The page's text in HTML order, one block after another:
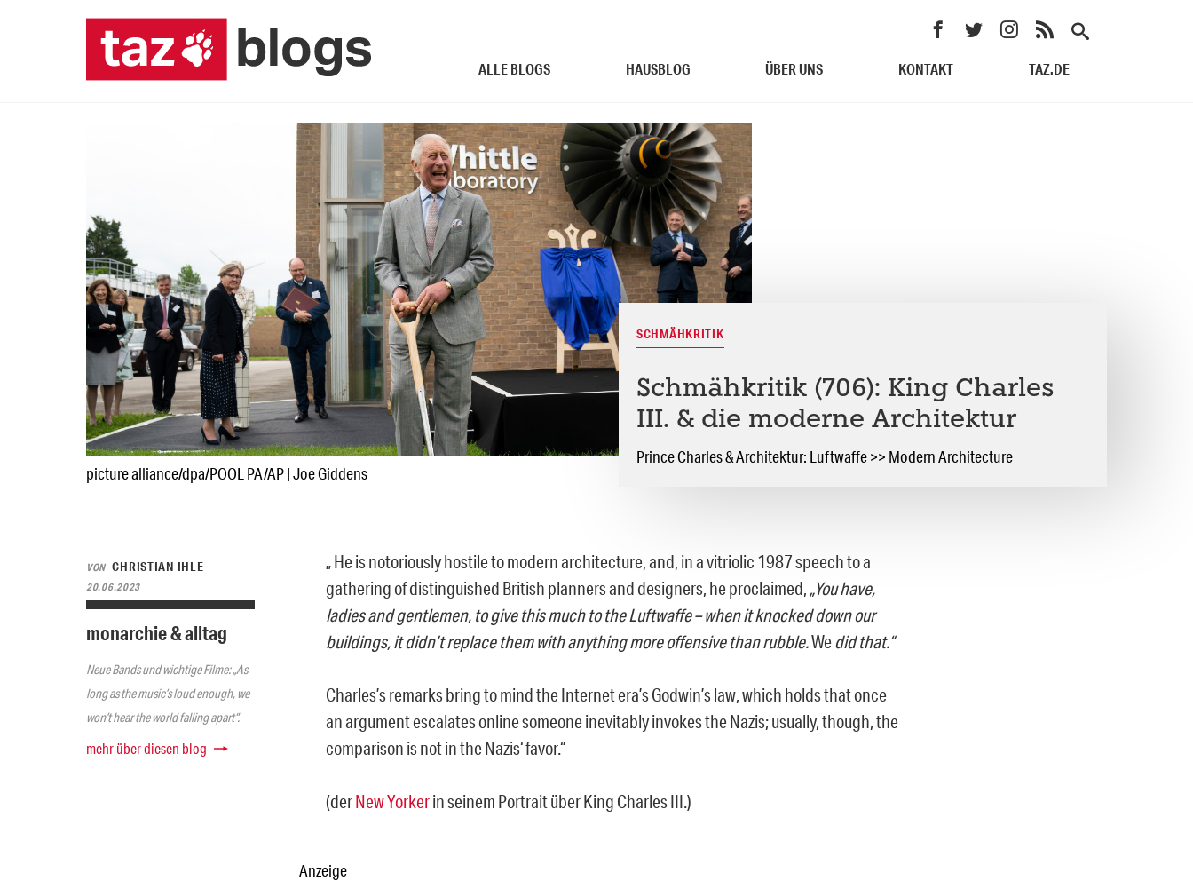
ALLE BLOGS HAUSBLOG ÜBER UNS KONTAKT TAZ.DE
picture alliance/dpa/POOL PA/AP | Joe Giddens
SCHMÄHKRITIK
Schmähkritik (706): King Charles
III. & die moderne Architektur
Prince Charles & Architektur: Luftwaffe >> Modern Architecture
VON CHRISTIAN IHLE
20.06.2023
monarchie & alltag
Neue Bands und wichtige Filme: „As
long as the music’s loud enough, we
won’t hear the world falling apart“.
mehr über diesen blog
„ He is notoriously hostile to modern architecture, and, in a vitriolic 1987 speech to a
gathering of distinguished British planners and designers, he proclaimed, „You have,
ladies and gentlemen, to give this much to the Luftwaffe – when it knocked down our
buildings, it didn’t replace them with anything more offensive than rubble.Wedid that.“
Charles’s remarks bring to mind the Internet era’s Godwin’s law, which holds that once
an argument escalates online someone inevitably invokes the Nazis; usually, though, the
comparison is not in the Nazis‘ favor.“
(derNew Yorkerin seinem Portrait über King Charles III.)
Anzeige